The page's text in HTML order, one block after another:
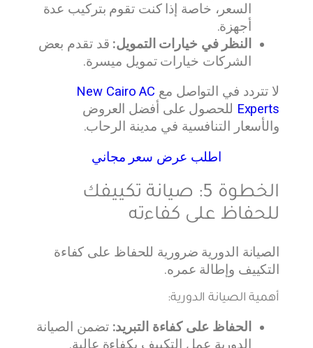
السعر، خاصة إذا كنت تقوم بتركيب عدة
أجهزة.
النظر في خيارات التمويل: قد تقدم بعض
الشركات خيارات تمويل ميسرة.
لا تتردد في التواصل مع New Cairo AC
Experts للحصول على أفضل العروض
والأسعار التنافسية في مدينة الرحاب.
اطلب عرض سعر مجاني
الخطوة 5: صيانة تكييفك
للحفاظ على كفاءته
الصيانة الدورية ضرورية للحفاظ على كفاءة
التكييف وإطالة عمره.
أهمية الصيانة الدورية:
الحفاظ على كفاءة التبريد: تضمن الصيانة
الدورية عمل التكييف بكفاءة عالية.